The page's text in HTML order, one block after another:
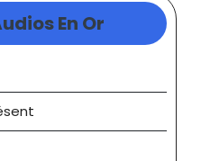
En Or